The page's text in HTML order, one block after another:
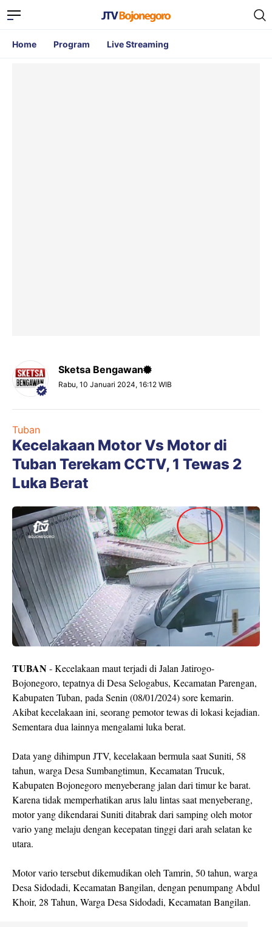
Home Program Live Streaming
Sketsa Bengawan
Rabu, 10 Januari 2024, 16:12 WIB
Tuban
Kecelakaan Motor Vs Motor di
Tuban Terekam CCTV, 1 Tewas 2
Luka Berat
TUBAN- Kecelakaan maut terjadi di Jalan Jatirogo-
Bojonegoro, tepatnya di Desa Selogabus, Kecamatan Parengan,
Kabupaten Tuban, pada Senin (08/01/2024) sore kemarin.
Akibat kecelakaan ini, seorang pemotor tewas di lokasi kejadian.
Sementara dua lainnya mengalami luka berat.
Data yang dihimpun JTV, kecelakaan bermula saat Suniti, 58
tahun, warga Desa Sumbangtimun, Kecamatan Trucuk,
Kabupaten Bojonegoro menyeberang jalan dari timur ke barat.
Karena tidak memperhatikan arus lalu lintas saat menyeberang,
motor yang dikendarai Suniti ditabrak dari samping oleh motor
vario yang melaju dengan kecepatan tinggi dari arah selatan ke
utara.
Motor vario tersebut dikemudikan oleh Tamrin, 50 tahun, warga
Desa Sidodadi, Kecamatan Bangilan, dengan penumpang Abdul
Khoir, 28 Tahun, Warga Desa Sidodadi, Kecamatan Bangilan.